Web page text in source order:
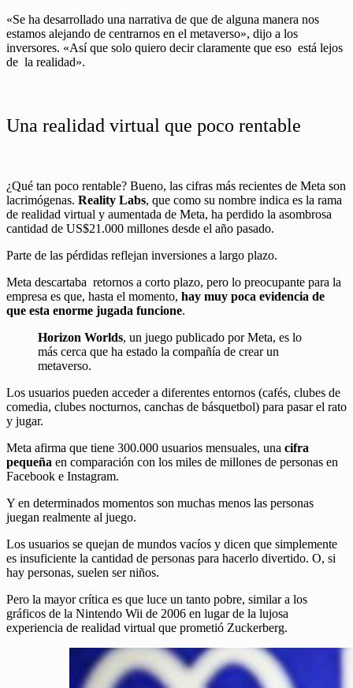
«Se ha desarrollado una narrativa de que de alguna manera nos
estamos alejando de centrarnos en el metaverso», dijo a los
inversores. «Así que solo quiero decir claramente que eso está lejos
de la realidad».
Una realidad virtual que poco rentable
¿Qué tan poco rentable? Bueno, las cifras más recientes de Meta son
lacrimógenas. Reality Labs, que como su nombre indica es la rama
de realidad virtual y aumentada de Meta, ha perdido la asombrosa
cantidad de US$21.000 millones desde el año pasado.
Parte de las pérdidas reflejan inversiones a largo plazo.
Meta descartaba retornos a corto plazo, pero lo preocupante para la
empresa es que, hasta el momento, hay muy poca evidencia de
que esta enorme jugada funcione.
Horizon Worlds, un juego publicado por Meta, es lo
más cerca que ha estado la compañía de crear un
metaverso.
Los usuarios pueden acceder a diferentes entornos (cafés, clubes de
comedia, clubes nocturnos, canchas de básquetbol) para pasar el rato
y jugar.
Meta afirma que tiene 300.000 usuarios mensuales, una cifra
pequeña en comparación con los miles de millones de personas en
Facebook e Instagram.
Y en determinados momentos son muchas menos las personas
juegan realmente al juego.
Los usuarios se quejan de mundos vacíos y dicen que simplemente
es insuficiente la cantidad de personas para hacerlo divertido. O, si
hay personas, suelen ser niños.
Pero la mayor crítica es que luce un tanto pobre, similar a los
gráficos de la Nintendo Wii de 2006 en lugar de la lujosa
experiencia de realidad virtual que prometió Zuckerberg.